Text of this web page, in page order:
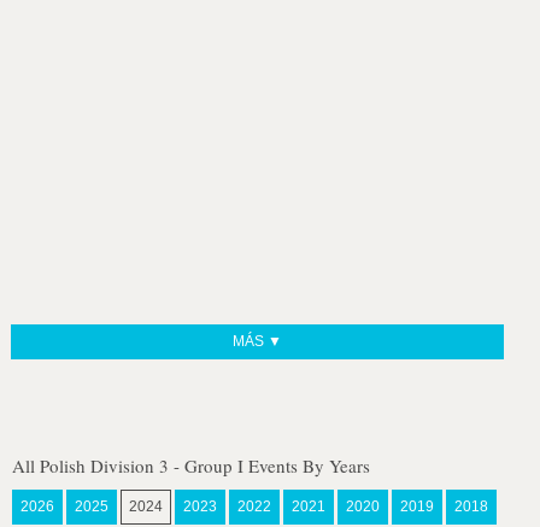
MÁS ▼
All Polish Division 3 - Group I Events By Years
2026 2025 2024 2023 2022 2021 2020 2019 2018